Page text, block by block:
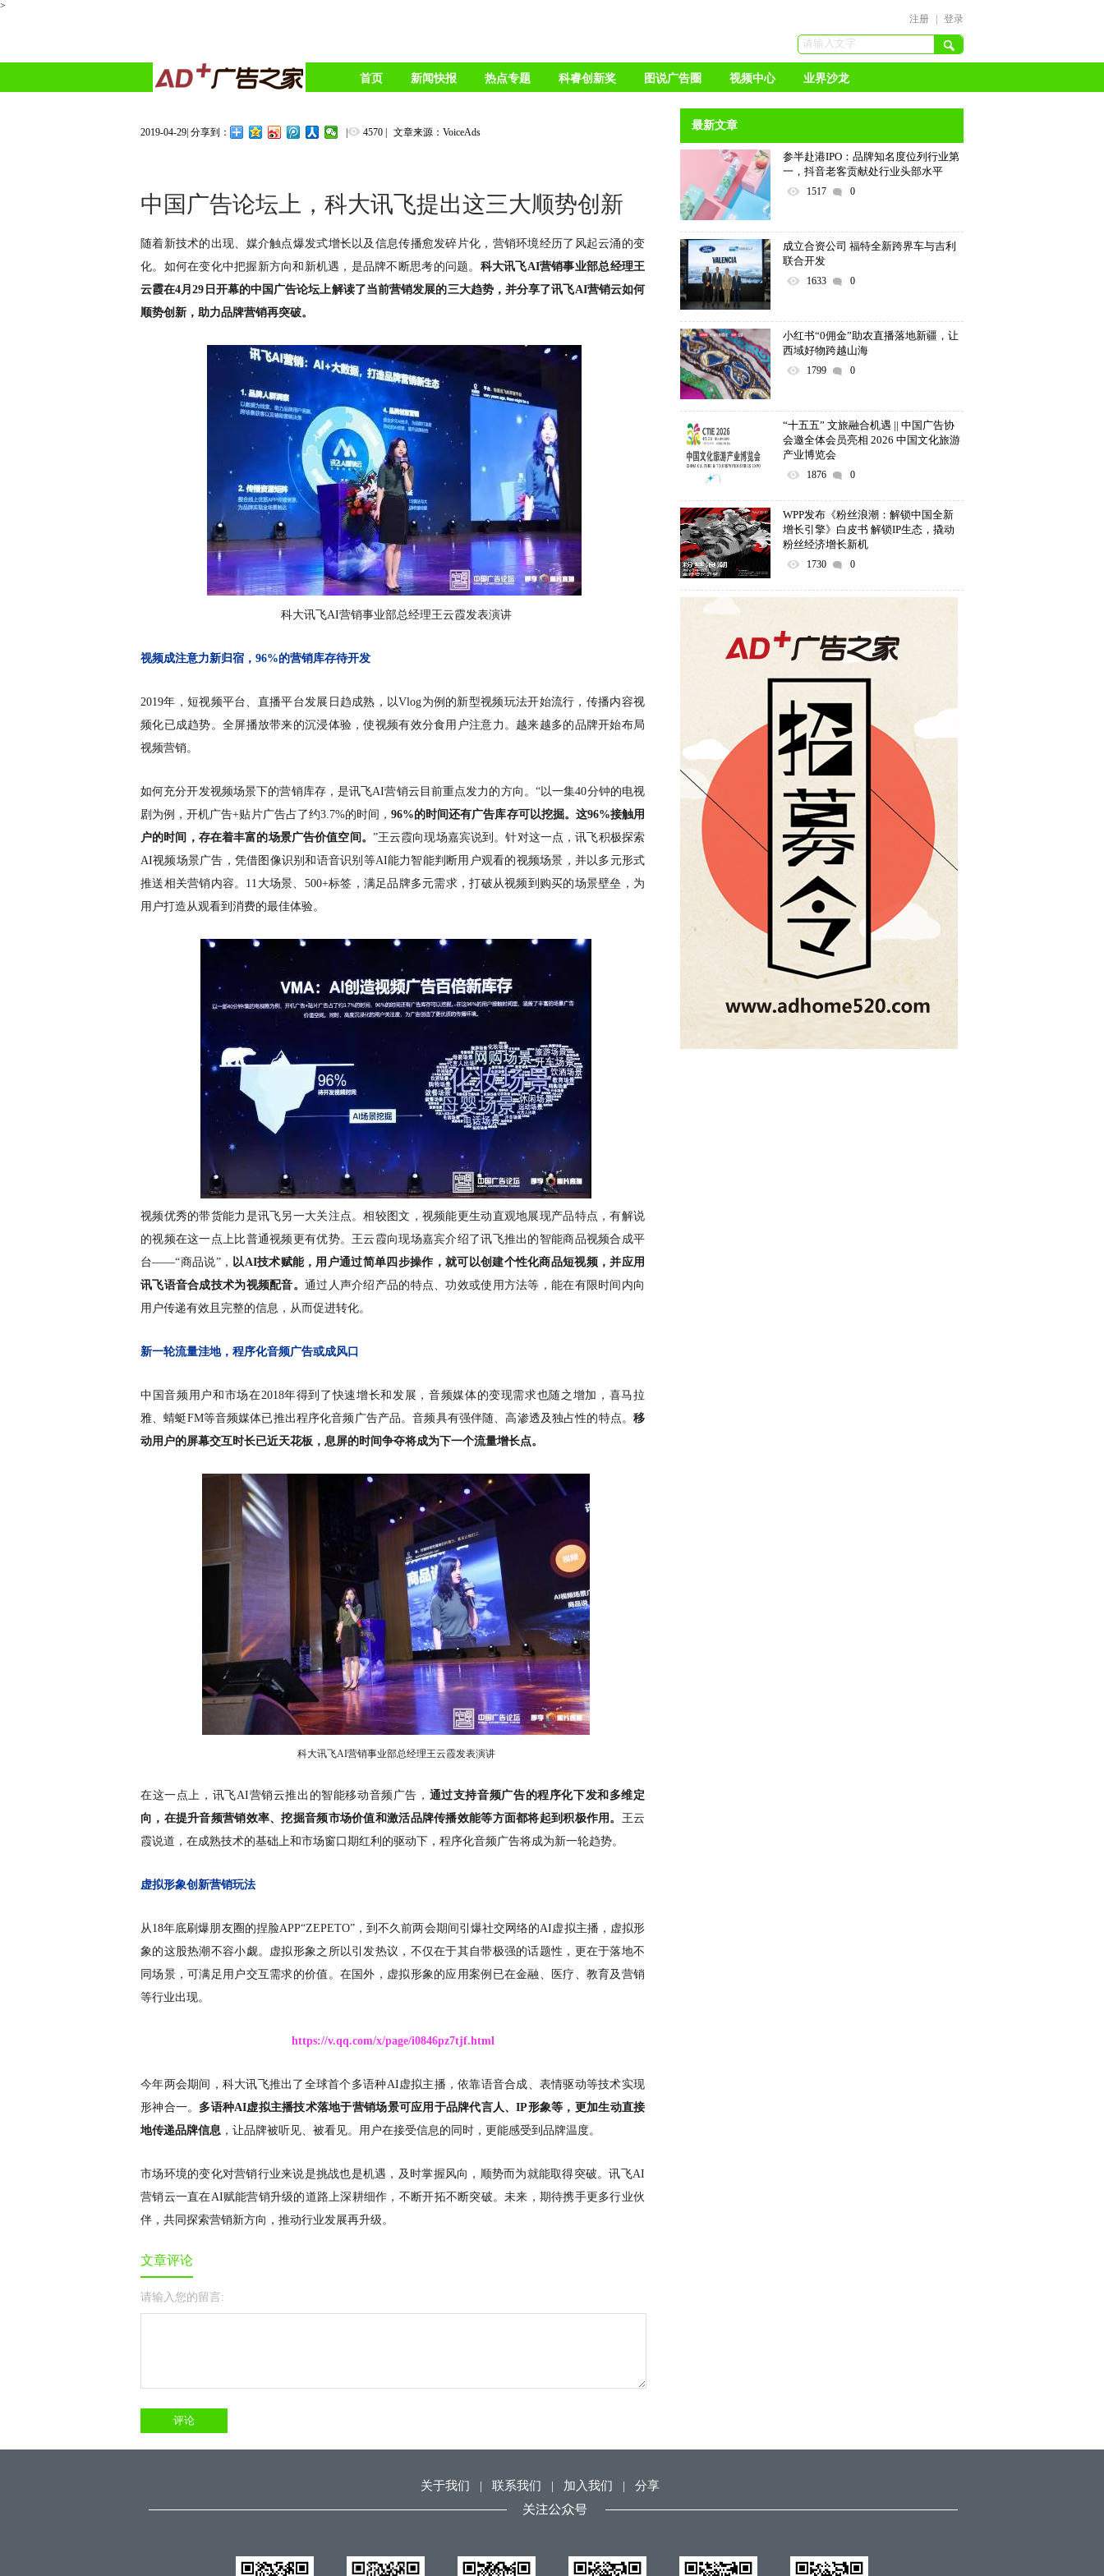
>
注册
登录
首页 新闻快报 热点专题 科睿创新奖 图说广告圈 视频中心 业界沙龙
2019-04-29| 分享到： | 4570 | 文章来源：VoiceAds
中国广告论坛上，科大讯飞提出这三大顺势创新
随着新技术的出现、媒介触点爆发式增长以及信息传播愈发碎片化，营销环境经历了风起云涌的变
化。如何在变化中把握新方向和新机遇，是品牌不断思考的问题。 科大讯飞AI营销事业部总经理王
云霞在4月29日开幕的中国广告论坛上解读了当前营销发展的三大趋势，并分享了讯飞AI营销云如何
顺势创新，助力品牌营销再突破。
科大讯飞AI营销事业部总经理王云霞发表演讲
视频成注意力新归宿， 96%的营销库存待开发
2019年，短视频平台、直播平台发展日趋成熟，以Vlog为例的新型视频玩法开始流行，传播内容视
频化已成趋势。全屏播放带来的沉浸体验，使视频有效分食用户注意力。越来越多的品牌开始布局
视频营销。
如何充分开发视频场景下的营销库存，是讯飞AI营销云目前重点发力的方向。“以一集40分钟的电视
剧为例，开机广告+贴片广告占了约3.7%的时间，96%的时间还有广告库存可以挖掘。这96%接触用
户的时间，存在着丰富的场景广告价值空间 。 ”王云霞向现场嘉宾说到。针对这一点，讯飞积极探索
AI视频场景广告，凭借图像识别和语音识别等AI能力智能判断用户观看的视频场景，并以多元形式
推送相关营销内容。11大场景、500+标签，满足品牌多元需求，打破从视频到购买的场景壁垒，为
用户打造从观看到消费的最佳体验。
视频优秀的带货能力是讯飞另一大关注点。相较图文，视频能更生动直观地展现产品特点，有解说
的视频在这一点上比普通视频更有优势。王云霞向现场嘉宾介绍了讯飞推出的智能商品视频合成平
台——“商品说”， 以AI技术赋能，用户通过简单四步操作，就可以创建个性化商品短视频，并应用
讯飞语音合成技术为视频配音。通过人声介绍产品的特点、功效或使用方法等，能在有限时间内向
用户传递有效且完整的信息，从而促进转化。
新一轮流量洼地，程序化音频广告或成风口
中国音频用户和市场在2018年得到了快速增长和发展，音频媒体的变现需求也随之增加，喜马拉
雅、蜻蜓FM等音频媒体已推出程序化音频广告产品。音频具有强伴随、高渗透及独占性的特点。 移
动用户的屏幕交互时长已近天花板，息屏的时间争夺将成为下一个流量增长点。
科大讯飞AI营销事业部总经理王云霞发表演讲
在这一点上，讯飞AI营销云推出的智能移动音频广告， 通过支持音频广告的程序化下发和多维定
向，在提升音频营销效率、挖掘音频市场价值和激活品牌传播效能等方面都将起到积极作用 。 王云
霞说道，在成熟技术的基础上和市场窗口期红利的驱动下，程序化音频广告将成为新一轮趋势。
虚拟形象创新营销玩法
从18年底刷爆朋友圈的捏脸APP“ZEPETO”，到不久前两会期间引爆社交网络的AI虚拟主播， 虚拟形
象的这股热潮不容小觑。虚拟形象之所以引发热议，不仅在于其自带极强的话题性，更在于落地不
同场景，可满足用户交互需求的价值。在国外，虚拟形象的应用案例已在金融、医疗、教育及营销
等行业出现。
https://v.qq.com/x/page/i0846pz7tjf.html
今年两会期间，科大讯飞推出了全球首个多语种AI虚拟主播，依靠语音合成、表情驱动等技术实现
形神合一。 多语种AI虚拟主播技术落地于营销场景可应用于品牌代言人、IP形象等 ， 更加生动直接
地传递品牌信息 ，让品牌被听见、被看见。用户在接受信息的同时，更能感受到品牌温度。
市场环境的变化对营销行业来说是挑战也是机遇，及时掌握风向，顺势而为就能取得突破。讯飞AI
营销云一直在AI赋能营销升级的道路上深耕细作，不断开拓不断突破。未来，期待携手更多行业伙
伴，共同探索营销新方向，推动行业发展再升级。
文章评论
请输入您的留言:
最新文章
参半赴港IPO：品牌知名度位列行业第
一，抖音老客贡献处行业头部水平
1517 0
成立合资公司 福特全新跨界车与吉利
联合开发
1633 0
小红书“0佣金”助农直播落地新疆，让
西域好物跨越山海
1799 0
“十五五” 文旅融合机遇 || 中国广告协
会邀全体会员亮相 2026 中国文化旅游
产业博览会
1876 0
WPP发布《粉丝浪潮：解锁中国全新
增长引擎》白皮书 解锁IP生态，撬动
粉丝经济增长新机
1730 0
关于我们 | 联系我们 | 加入我们 | 分享